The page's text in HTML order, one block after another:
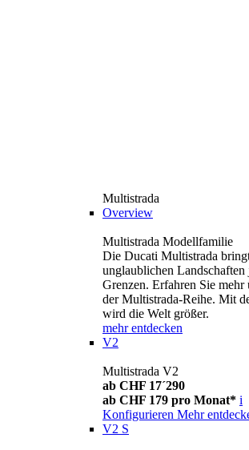
Multistrada
Overview
Multistrada Modellfamilie
Die Ducati Multistrada
unglaublichen Landschaften
Grenzen. Erfahren Sie
der Multistrada-Reihe. Mit
wird die Welt größer.
mehr entdecken
V2
Multistrada V2
ab CHF 17´290
ab CHF 179 pro Monat* i
Konfigurieren Mehr
V2 S